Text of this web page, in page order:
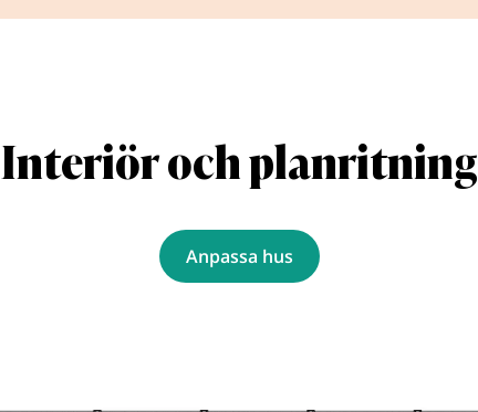
Interiör och planritning
Anpassa hus